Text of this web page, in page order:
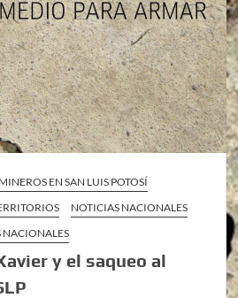
EN SAN LUIS POTOSÍ
NOTICIAS NACIONALES
NACIONALES
y el saqueo al